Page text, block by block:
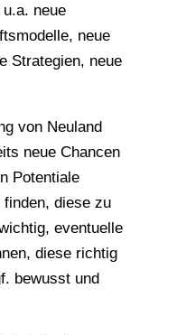
neue
neue
Strategien, neue
von Neuland
neue Chancen
Potentiale
diese zu
eventuelle
diese richtig
bewusst und